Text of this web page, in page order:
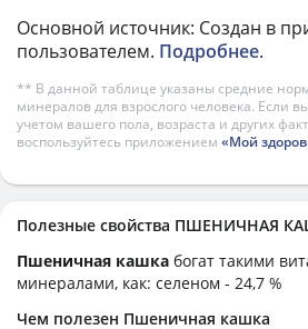
Основной источник: Создан в
пользователем. Подробнее.
** В данной таблице указаны средние
минералов для взрослого человека. Если
учетом вашего пола, возраста и других
воспользуйтесь приложением «Мой
Полезные свойства ПШЕНИЧНАЯ
Пшеничная кашка богат такими
минералами, как: селеном - 24,7 %
Чем полезен Пшеничная кашка